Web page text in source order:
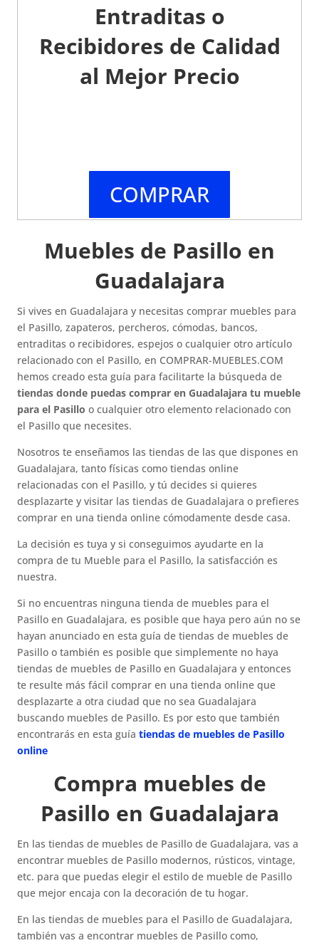
Entraditas o
Recibidores de Calidad
al Mejor Precio
COMPRAR
Muebles de Pasillo en
Guadalajara
Si vives en Guadalajara y necesitas comprar muebles para
el Pasillo, zapateros, percheros, cómodas, bancos,
entraditas o recibidores, espejos o cualquier otro artículo
relacionado con el Pasillo, en COMPRAR-MUEBLES.COM
hemos creado esta guía para facilitarte la búsqueda de
tiendas donde puedas comprar en Guadalajara tu mueble
para el Pasilloo cualquier otro elemento relacionado con
el Pasillo que necesites.
Nosotros te enseñamos las tiendas de las que dispones en
Guadalajara, tanto físicas como tiendas online
relacionadas con el Pasillo, y tú decides si quieres
desplazarte y visitar las tiendas de Guadalajara o prefieres
comprar en una tienda online cómodamente desde casa.
La decisión es tuya y si conseguimos ayudarte en la
compra de tu Mueble para el Pasillo, la satisfacción es
nuestra.
Si no encuentras ninguna tienda de muebles para el
Pasillo en Guadalajara, es posible que haya pero aún no se
hayan anunciado en esta guía de tiendas de muebles de
Pasillo o también es posible que simplemente no haya
tiendas de muebles de Pasillo en Guadalajara y entonces
te resulte más fácil comprar en una tienda online que
desplazarte a otra ciudad que no sea Guadalajara
buscando muebles de Pasillo. Es por esto que también
encontrarás en esta guíatiendas de muebles de Pasillo
online
Compra muebles de
Pasillo en Guadalajara
En las tiendas de muebles de Pasillo de Guadalajara, vas a
encontrar muebles de Pasillo modernos, rústicos, vintage,
etc. para que puedas elegir el estilo de mueble de Pasillo
que mejor encaja con la decoración de tu hogar.
En las tiendas de muebles para el Pasillo de Guadalajara,
también vas a encontrar muebles de Pasillo como,